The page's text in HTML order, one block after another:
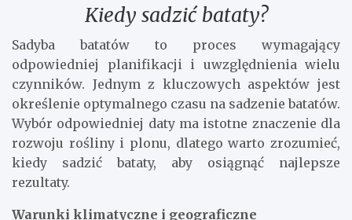
Kiedy sadzić bataty?
Sadyba batatów to proces wymagający
odpowiedniej planifikacji i uwzględnienia wielu
czynników. Jednym z kluczowych aspektów jest
określenie optymalnego czasu na sadzenie batatów.
Wybór odpowiedniej daty ma istotne znaczenie dla
rozwoju rośliny i plonu, dlatego warto zrozumieć,
kiedy sadzić bataty, aby osiągnąć najlepsze
rezultaty.
Warunki klimatyczne i geograficzne